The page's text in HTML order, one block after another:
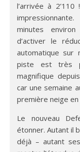
l’arrivée à
minutes
d’activer le
automatique sur
piste est très
magnifique
car une semaine
première neige
Le nouveau
étonner. Autant il
déjà – autant